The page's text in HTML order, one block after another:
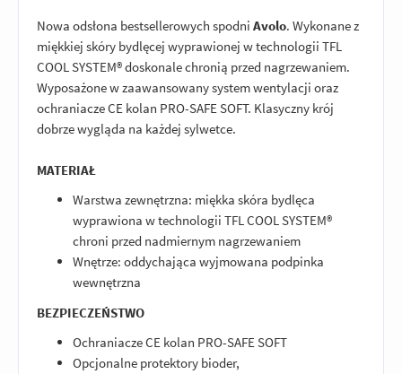
Nowa odsłona bestsellerowych spodni Avolo. Wykonane z
miękkiej skóry bydlęcej wyprawionej w technologii TFL
COOL SYSTEM® doskonale chronią przed nagrzewaniem.
Wyposażone w zaawansowany system wentylacji oraz
ochraniacze CE kolan PRO-SAFE SOFT. Klasyczny krój
dobrze wygląda na każdej sylwetce.
MATERIAŁ
Warstwa zewnętrzna: miękka skóra bydlęca
wyprawiona w technologii TFL COOL SYSTEM®
chroni przed nadmiernym nagrzewaniem
Wnętrze: oddychająca wyjmowana podpinka
wewnętrzna
BEZPIECZEŃSTWO
Ochraniacze CE kolan PRO-SAFE SOFT
Opcjonalne protektory bioder,